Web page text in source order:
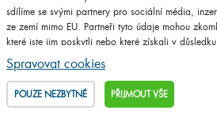
ČSN EN ISO
14001:2016
sdílíme se svými partnery pro sociální média,
ze zemí mimo EU. Partneři tyto údaje mohou
které jste jim poskytli nebo které získali v
služby.
Podrobné informace
Spravovat cookies
POUZE NEZBYTNÉ PŘIJMOUT VŠE